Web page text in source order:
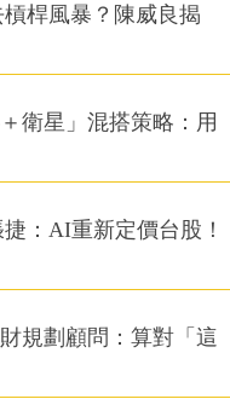
桿風暴？陳威良揭
衛星」混搭策略：用
：AI重新定價台股！
規劃顧問：算對「這